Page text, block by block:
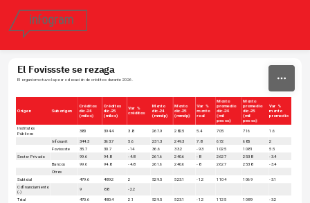
El Fovissste se rezaga
El organismo tuvo la peor colocación de créditos durante 2026.
Origen Suborigen
Créditos
dic-24
(miles)
Créditos
dic-25
(miles)
Var %
créditos
Monto
dic-24
(mmdp)
Monto
dic-25
(mmdp)
Var %
monto
real
Monto
promedio
dic-24
(mil
pesos)
Monto
promedio
dic-25
(mil
pesos)
Var %
monto
promedio
Institutos
Públicos
380 394.4 3.8 267.9 282.5 5.4 705 716 1.6
Infonavit 344.3 363.7 5.6 231.3 249.3 7.8 672 685 2
Fovissste 35.7 30.7 -14 36.6 33.2 -9.3 1025 1081 5.5
Sector Privado 99.6 94.8 -4.8 261.6 240.6 -8 2627 2538 -3.4
Bancos 99.6 94.8 -4.8 261.6 240.6 -8 2627 2538 -3.4
Otros
Subtotal 479.6 489.2 2 529.5 523.1 -1.2 1104 1069 -3.1
Cofinanciamiento
(-)
9 8.8 -2.2
Total 470.6 480.4 2.1 529.5 523.1 -1.2 1125 1089 -3.2